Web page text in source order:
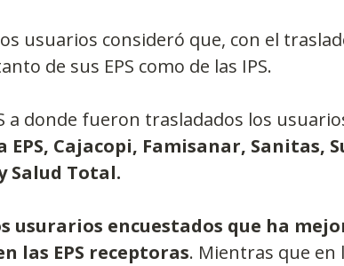
usuarios consideró que, con el
de sus EPS como de las IPS.
a donde fueron trasladados los
EPS, Cajacopi, Famisanar, Sanitas,
Salud Total.
usurarios encuestados que ha
las EPS receptoras. Mientras que